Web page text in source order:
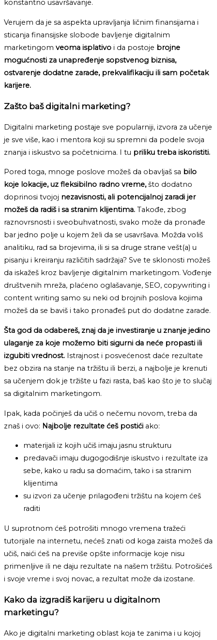
konstantno usavršavanje.
Verujem da je sa aspekta upravljanja ličnim finansijama i
sticanja finansijske slobode bavljenje digitalnim
marketingom veoma isplativo i da postoje brojne
mogućnosti za unapređenje sopstvenog biznisa,
ostvarenje dodatne zarade, prekvalifikaciju ili sam početak
karijere.
Zašto baš digitalni marketing?
Digitalni marketing postaje sve popularniji, izvora za učenje
je sve više, kao i mentora koji su spremni da podele svoja
znanja i iskustvo sa početnicima. I tu priliku treba iskoristiti.
Pored toga, mnoge poslove možeš da obavljaš sa bilo
koje lokacije, uz fleksibilno radno vreme, što dodatno
doprinosi tvojoj nezavisnosti, ali potencijalnoj zaradi jer
možeš da radiš i sa stranim klijentima. Takođe, zbog
raznovrsnosti i sveobuhvatnosti, svako može da pronađe
bar jedno polje u kojem želi da se usavršava. Možda voliš
analitiku, rad sa brojevima, ili si sa druge strane vešt(a) u
pisanju i kreiranju različitih sadržaja? Sve te sklonosti možeš
da iskažeš kroz bavljenje digitalnim marketingom. Vođenje
društvenih mreža, plaćeno oglašavanje, SEO, copywriting i
content writing samo su neki od brojnih poslova kojima
možeš da se baviš i tako pronađeš put do dodatne zarade.
Šta god da odabereš, znaj da je investiranje u znanje jedino
ulaganje za koje možemo biti sigurni da neće propasti ili
izgubiti vrednost. Istrajnost i posvećenost daće rezultate
bez obzira na stanje na tržištu ili berzi, a najbolje je krenuti
sa učenjem dok je tržište u fazi rasta, baš kao što je to slučaj
sa digitalnim marketingom.
Ipak, kada počinješ da učiš o nečemu novom, treba da
znaš i ovo: Najbolje rezultate ćeš postići ako:
materijali iz kojih učiš imaju jasnu strukturu
predavači imaju dugogodišnje iskustvo i rezultate iza
sebe, kako u radu sa domaćim, tako i sa stranim
klijentima
su izvori za učenje prilagođeni tržištu na kojem ćeš
raditi
U suprotnom ćeš potrošiti mnogo vremena tražeći
tutorijale na internetu, nećeš znati od koga zaista možeš da
učiš, naići ćeš na previše opšte informacije koje nisu
primenljive ili ne daju rezultate na našem tržištu. Potrošićeš
i svoje vreme i svoj novac, a rezultat može da izostane.
Kako da izgradiš karijeru u digitalnom
marketingu?
Ako je digitalni marketing oblast koja te zanima i u kojoj